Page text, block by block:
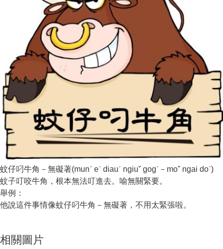
蚊仔叼牛角－無礙著(munˊ eˋ diauˊ ngiuˇ gogˋ－moˇ ngai doˋ)
蚊子叮咬牛角，根本無法叮進去。喻無關緊要。
舉例：
他說這件事情像蚊仔叼牛角－無礙著，不用太緊張啦。
相關圖片